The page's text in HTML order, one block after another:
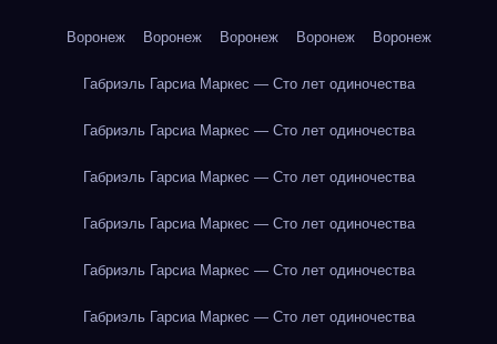
Воронеж Воронеж Воронеж Воронеж Воронеж
Габриэль Гарсиа Маркес — Сто лет одиночества
Габриэль Гарсиа Маркес — Сто лет одиночества
Габриэль Гарсиа Маркес — Сто лет одиночества
Габриэль Гарсиа Маркес — Сто лет одиночества
Габриэль Гарсиа Маркес — Сто лет одиночества
Габриэль Гарсиа Маркес — Сто лет одиночества